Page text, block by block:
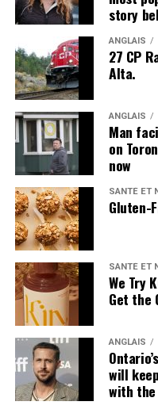
C’est pourquoi la
fondamentale.
Post Views: 683
story
ANGLAIS
27 CP
Alta.
ANGLAIS
Man
on
now
SANTÉ ET
Gluten-
SANTÉ ET
We Try
Get the
ANGLAIS
will
with